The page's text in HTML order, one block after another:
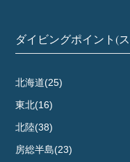
後島
バラ沈
日吉丸
エビ丸
青灯台
イエロー
ダイビングポイント(
北海道(25)
東北(16)
北陸(38)
房総半島(23)